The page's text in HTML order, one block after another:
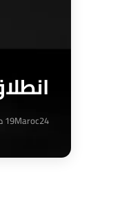
Maroc2419 دجنبر 2024